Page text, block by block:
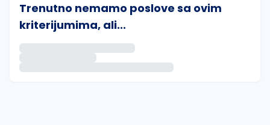
Trenutno nemamo poslove sa ovim
kriterijumima, ali...